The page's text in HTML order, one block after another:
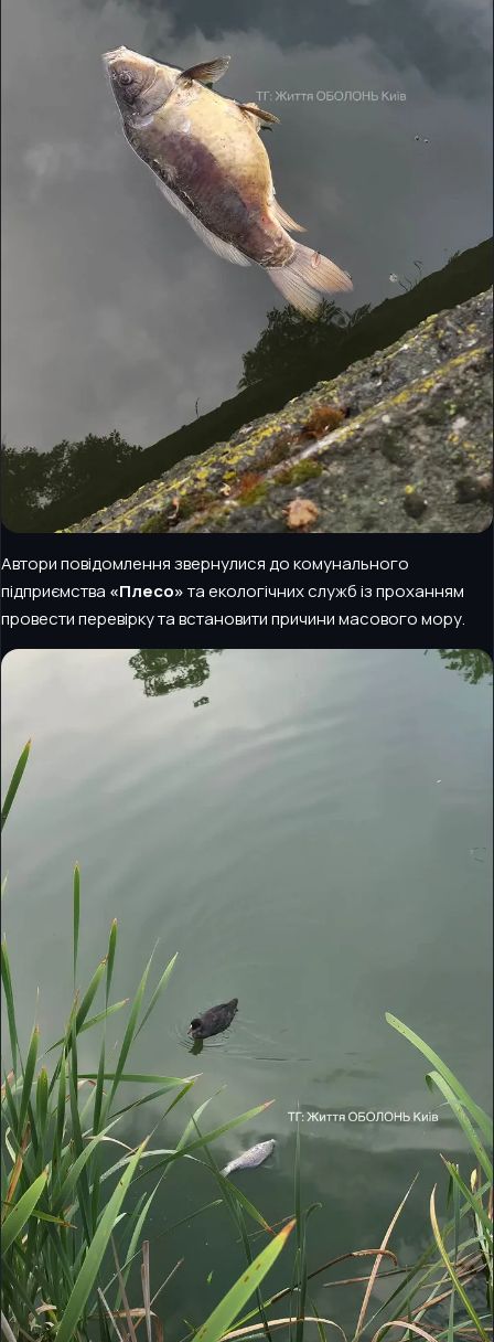
Автори повідомлення звернулися до комунального
підприємства «Плесо»та екологічних служб із проханням
провести перевірку та встановити причини масового мору.